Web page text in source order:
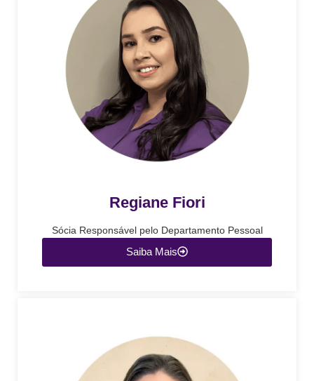
Regiane Fiori
Sócia Responsável pelo Departamento Pessoal
Saiba Mais